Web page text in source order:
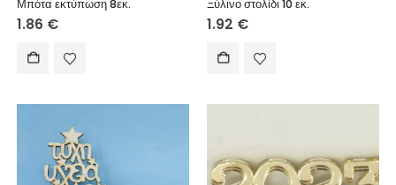
Μπότα εκτύπωση 8εκ.
1.86 €
Ξύλινο στολίδι 10 εκ.
1.92 €